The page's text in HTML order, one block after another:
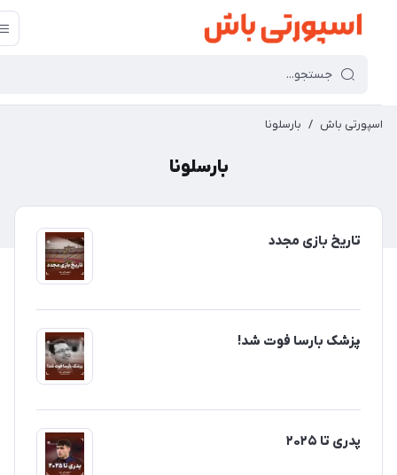
اسپورتی باش / بارسلونا
بارسلونا
تاریخ بازی مجدد
پزشک بارسا فوت شد!
پدری تا ۲۰۲۵